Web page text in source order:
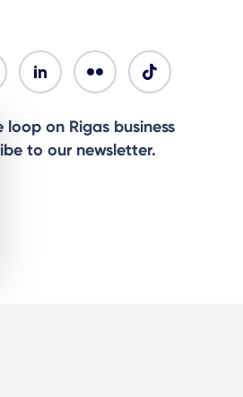
loop on Rigas business
to our newsletter.